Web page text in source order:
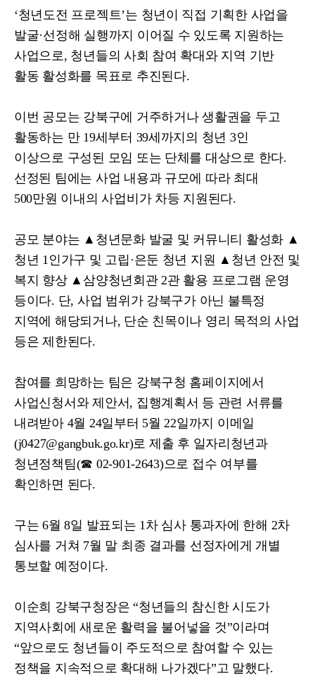
‘청년도전 프로젝트’는 청년이 직접 기획한 사업을
발굴·선정해 실행까지 이어질 수 있도록 지원하는
사업으로, 청년들의 사회 참여 확대와 지역 기반
활동 활성화를 목표로 추진된다.
이번 공모는 강북구에 거주하거나 생활권을 두고
활동하는 만 19세부터 39세까지의 청년 3인
이상으로 구성된 모임 또는 단체를 대상으로 한다.
선정된 팀에는 사업 내용과 규모에 따라 최대
500만원 이내의 사업비가 차등 지원된다.
공모 분야는 ▲ 청년문화 발굴 및 커뮤니티 활성화 ▲
청년 1인가구 및 고립 ·은둔 청년 지원 ▲ 청년 안전 및
복지 향상 ▲ 삼양청년회관2관 활용 프로그램 운영
등이다. 단, 사업 범위가 강북구가 아닌 불특정
지역에 해당되거나, 단순 친목이나 영리 목적의 사업
등은 제한된다.
참여를 희망하는 팀은 강북구청 홈페이지에서
사업신청서와 제안서 , 집행계획서 등 관련 서류를
내려받아 4월 24일부터 5월22일까지 이메일
(j0427@gangbuk.go.kr)로 제출 후 일자리청년과
청년정책팀(☎ 02-901-2643)으로 접수 여부를
확인하면 된다.
구는6월8일 발표되는 1차 심사 통과자에 한해 2차
심사를 거쳐 7월 말 최종 결과를 선정자에게 개별
통보할 예정이다.
이순희 강북구청장은“청년들의 참신한 시도가
지역사회에 새로운 활력을 불어넣을 것”이라며
“앞으로도 청년들이 주도적으로 참여할 수 있는
정책을 지속적으로 확대해 나가겠다”고 말했다.